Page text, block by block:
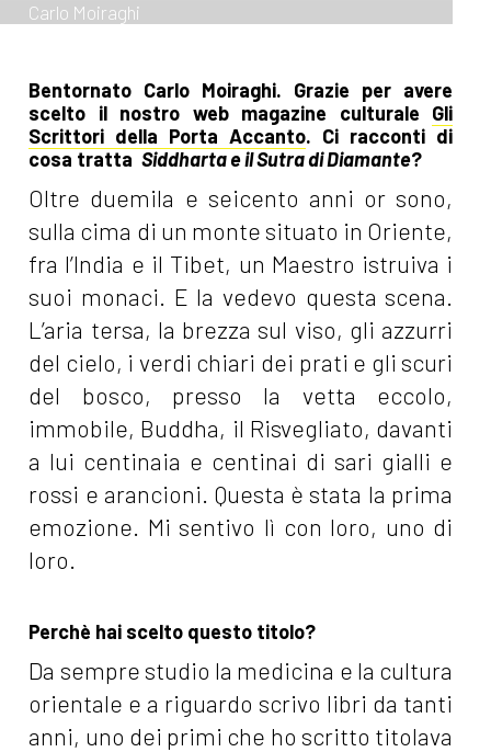
Carlo Moiraghi
Bentornato Carlo Moiraghi. Grazie per avere
scelto il nostro web magazine culturale Gli
Scrittori della Porta Accanto. Ci racconti di
cosa trattaSiddharta e il Sutra di Diamante?
Oltre duemila e seicento anni or sono,
sulla cima di un monte situato in Oriente,
fra l’India e il Tibet, un Maestro istruiva i
suoi monaci. E la vedevo questa scena.
L’aria tersa, la brezza sul viso, gli azzurri
del cielo, i verdi chiari dei prati e gli scuri
del bosco, presso la vetta eccolo,
immobile, Buddha, il Risvegliato, davanti
a lui centinaia e centinai di sari gialli e
rossi e arancioni. Questa è stata la prima
emozione. Mi sentivo lì con loro, uno di
loro.
Perchè hai scelto questo titolo?
Da sempre studio la medicina e la cultura
orientale e a riguardo scrivo libri da tanti
anni, uno dei primi che ho scritto titolava